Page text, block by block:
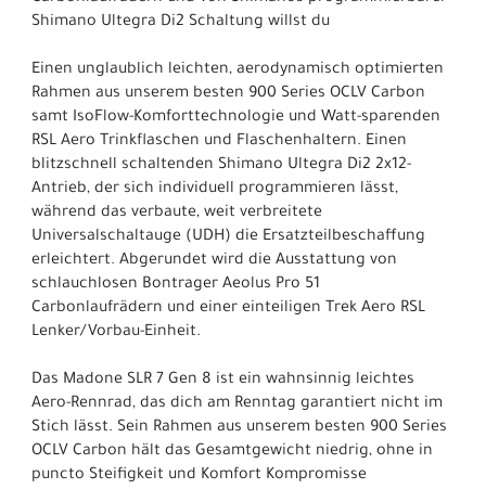
Shimano Ultegra Di2 Schaltung willst du
Einen unglaublich leichten, aerodynamisch optimierten
Rahmen aus unserem besten 900 Series OCLV Carbon
samt IsoFlow-Komforttechnologie und Watt-sparenden
RSL Aero Trinkflaschen und Flaschenhaltern. Einen
blitzschnell schaltenden Shimano Ultegra Di2 2x12-
Antrieb, der sich individuell programmieren lässt,
während das verbaute, weit verbreitete
Universalschaltauge (UDH) die Ersatzteilbeschaffung
erleichtert. Abgerundet wird die Ausstattung von
schlauchlosen Bontrager Aeolus Pro 51
Carbonlaufrädern und einer einteiligen Trek Aero RSL
Lenker/Vorbau-Einheit.
Das Madone SLR 7 Gen 8 ist ein wahnsinnig leichtes
Aero-Rennrad, das dich am Renntag garantiert nicht im
Stich lässt. Sein Rahmen aus unserem besten 900 Series
OCLV Carbon hält das Gesamtgewicht niedrig, ohne in
puncto Steifigkeit und Komfort Kompromisse